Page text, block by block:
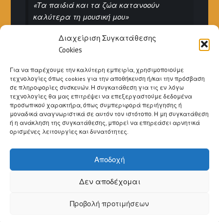
Διαχείριση Συγκατάθεσης
Cookies
Για να παρέχουμε την καλύτερη εμπειρία, χρησιμοποιούμε
τεχνολογίες όπως cookies για την αποθήκευση ή/και την πρόσβαση
σε πληροφορίες συσκευών. Η συγκατάθεση για τις εν λόγω
τεχνολογίες θα μας επιτρέψει να επεξεργαστούμε δεδομένα
προσωπικού χαρακτήρα, όπως συμπεριφορά περιήγησης ή
μοναδικά αναγνωριστικά σε αυτόν τον ιστότοπο. Η μη συγκατάθεση
ή η ανάκληση της συγκατάθεσης, μπορεί να επηρεάσει αρνητικά
ορισμένες λειτουργίες και δυνατότητες.
Αποδοχή
Δεν αποδέχομαι
Προβολή προτιμήσεων
«Τα παιδιά και τα ζώα κατανοούν
καλύτερα τη μουσική μου»
«Η μουσική ξεπλένει απ’ την ψυχή τη
σκόνη της καθημερινότητας»
- Berthold Auerbach (Γερμανο-Εβραίος
ποιητής & συγγραφέας)